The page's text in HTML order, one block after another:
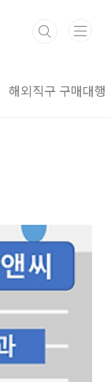
해외직구 구매대행